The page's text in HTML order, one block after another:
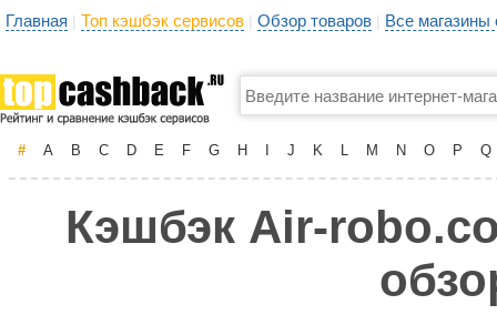
Главная | Топ кэшбэк сервисов | Обзор товаров | Все
# A B C D E F G H J K L M N O P Q
Кэшбэк Air-